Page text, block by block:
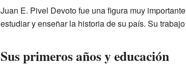
Juan E. Pivel Devoto fue una figura muy
estudiar y enseñar la historia de su país. Su
Sus primeros años y educación